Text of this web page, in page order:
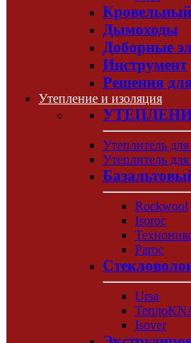
Дымоходы
Доборные
Инструмент
Решения
Утепление и изоляция
Утеплитель для
Утеплитель
Rockwool
Isoroc
Paroc
Ursa
Isover